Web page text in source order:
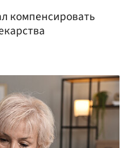
компенсировать